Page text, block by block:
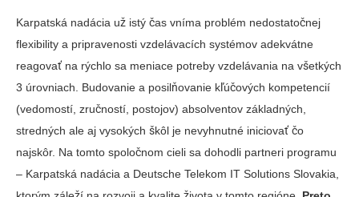
Karpatská nadácia už istý čas vníma problém nedostatočnej
flexibility a pripravenosti vzdelávacích systémov adekvátne
reagovať na rýchlo sa meniace potreby vzdelávania na všetkých
3 úrovniach. Budovanie a posilňovanie kľúčových kompetencií
(vedomostí, zručností, postojov) absolventov základných,
stredných ale aj vysokých škôl je nevyhnutné iniciovať čo
najskôr. Na tomto spoločnom cieli sa dohodli partneri programu
– Karpatská nadácia a Deutsche Telekom IT Solutions Slovakia,